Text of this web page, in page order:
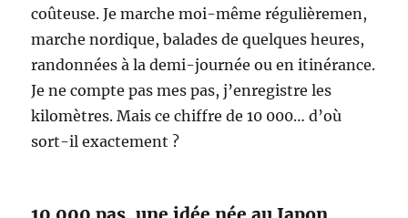
coûteuse. Je marche moi-même régulièremen,
marche nordique, balades de quelques heures,
randonnées à la demi-journée ou en itinérance.
Je ne compte pas mes pas, j’enregistre les
kilomètres. Mais ce chiffre de 10 000… d’où
sort-il exactement ?